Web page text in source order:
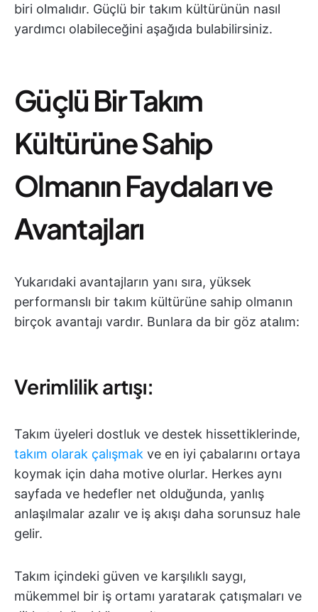
biri olmalıdır. Güçlü bir takım kültürünün nasıl
yardımcı olabileceğini aşağıda bulabilirsiniz.
Güçlü Bir Takım
Kültürüne Sahip
Olmanın Faydaları ve
Avantajları
Yukarıdaki avantajların yanı sıra, yüksek
performanslı bir takım kültürüne sahip olmanın
birçok avantajı vardır. Bunlara da bir göz atalım:
Verimlilik artışı:
Takım üyeleri dostluk ve destek hissettiklerinde,
takım olarak çalışmak ve en iyi çabalarını ortaya
koymak için daha motive olurlar. Herkes aynı
sayfada ve hedefler net olduğunda, yanlış
anlaşılmalar azalır ve iş akışı daha sorunsuz hale
gelir.
Takım içindeki güven ve karşılıklı saygı,
mükemmel bir iş ortamı yaratarak çatışmaları ve